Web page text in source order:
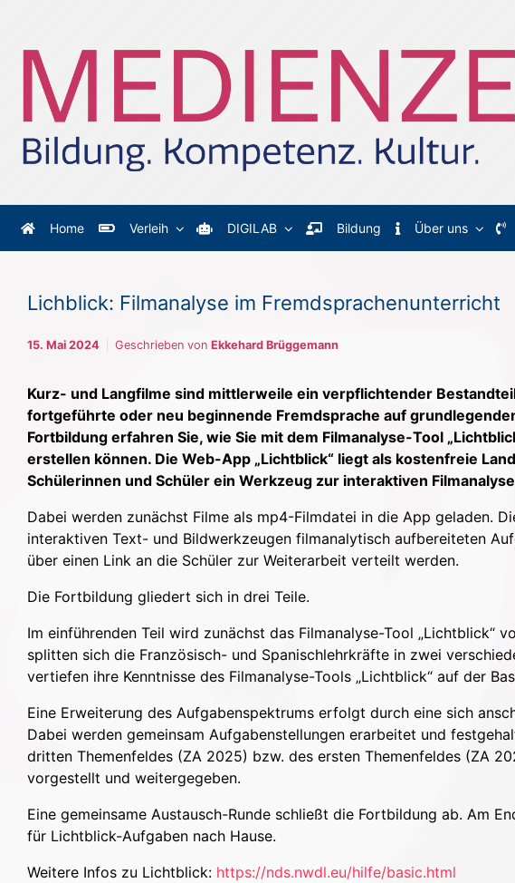
Home Verleih DIGILAB Bildung Über uns
Lichblick: Filmanalyse im Fremdsprachenunterricht
15. Mai 2024 Geschrieben von Ekkehard Brüggemann
Kurz- und Langfilme sind mittlerweile ein verpflichtender
fortgeführte oder neu beginnende Fremdsprache auf
Fortbildung erfahren Sie, wie Sie mit dem Filmanalyse-Tool
erstellen können. Die Web-App „Lichtblick“ liegt als kostenfreie
Schülerinnen und Schüler ein Werkzeug zur interaktiven
Dabei werden zunächst Filme als mp4-Filmdatei in die App geladen.
interaktiven Text- und Bildwerkzeugen filmanalytisch aufbereiteten
über einen Link an die Schüler zur Weiterarbeit verteilt werden.
Die Fortbildung gliedert sich in drei Teile.
Im einführenden Teil wird zunächst das Filmanalyse-Tool „Lichtblick“
splitten sich die Französisch- und Spanischlehrkräfte in zwei
vertiefen ihre Kenntnisse des Filmanalyse-Tools „Lichtblick“ auf der
Eine Erweiterung des Aufgabenspektrums erfolgt durch eine sich
Dabei werden gemeinsam Aufgabenstellungen erarbeitet und
dritten Themenfeldes (ZA 2025) bzw. des ersten Themenfeldes (ZA
vorgestellt und weitergegeben.
Eine gemeinsame Austausch-Runde schließt die Fortbildung ab. Am
für Lichtblick-Aufgaben nach Hause.
Weitere Infos zu Lichtblick: https://nds.nwdl.eu/hilfe/basic.html